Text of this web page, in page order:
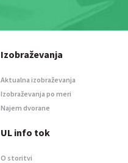
Izobraževanja
Aktualna izobraževanja
Izobraževanja po meri
Najem dvorane
UL info tok
O storitvi